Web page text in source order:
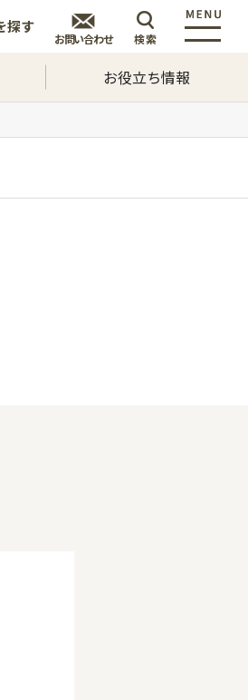
探す
お問い合わせ 検索
お役立ち情報